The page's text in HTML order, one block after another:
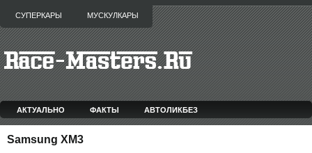
СУПЕРКАРЫ МУСКУЛКАРЫ
АКТУАЛЬНО ФАКТЫ АВТОЛИКБЕЗ
Samsung XM3